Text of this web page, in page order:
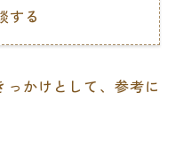
する
かけとして、参考に